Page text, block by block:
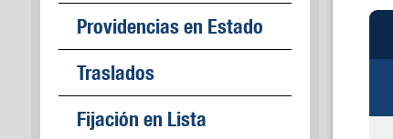
Providencias en Estado
Traslados
Fijación en Lista